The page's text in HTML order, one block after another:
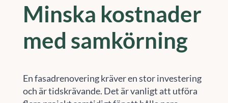
Minska kostnader
med samkörning
En fasadrenovering kräver en stor investering
och är tidskrävande. Det är vanligt att utföra